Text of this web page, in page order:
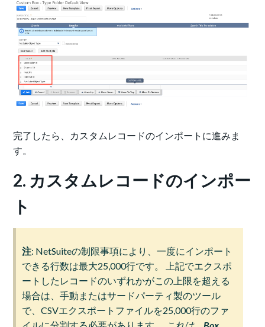
完了したら、カスタムレコードのインポートに進みま
す。
2. カスタムレコードのインポー
ト
注: NetSuiteの制限事項により、一度にインポート
できる行数は最大25,000行です。 上記でエクスポ
ートしたレコードのいずれかがこの上限を超える
場合は、手動またはサードパーティ製のツール
で、CSVエクスポートファイルを25,000行のファ